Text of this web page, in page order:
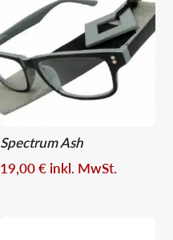
Spectrum Ash
19,00€ inkl. MwSt.